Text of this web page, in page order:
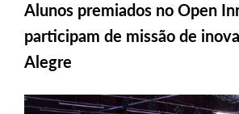
Alunos premiados no Open
participam de missão de
Alegre